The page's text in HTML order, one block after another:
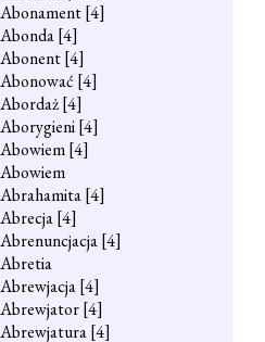
Abonament[4]
Abonda[4]
Abonent[4]
Abonować [4]
Abordaż[4]
Aborygieni[4]
Abowiem[4]
Abowiem
Abrahamita[4]
Abrecja[4]
Abrenuncjacja[4]
Abretia
Abrewjacja[4]
Abrewjator[4]
Abrewjatura[4]